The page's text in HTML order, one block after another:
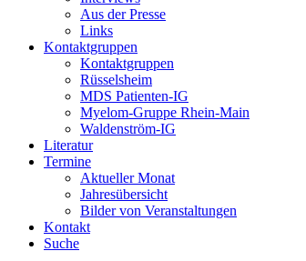
Aus der Presse
Links
Kontaktgruppen
Kontaktgruppen
Rüsselsheim
MDS Patienten-IG
Myelom-Gruppe Rhein-Main
Waldenström-IG
Literatur
Termine
Aktueller Monat
Jahresübersicht
Bilder von Veranstaltungen
Kontakt
Suche